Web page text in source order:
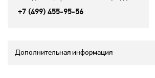
+7 (499) 455-95-56
Дополнительная информация